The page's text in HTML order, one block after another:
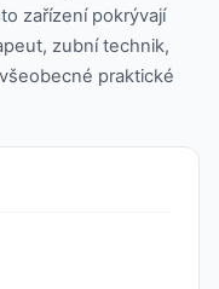
zařízení pokrývají
zubní technik,
praktické